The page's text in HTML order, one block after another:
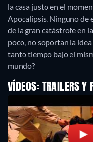
la casa justo en el
Apocalipsis. Ninguno de
de la gran catástrofe en
poco, no soportan la
tanto tiempo bajo el
mundo?
VÍDEOS: TRAILERS Y